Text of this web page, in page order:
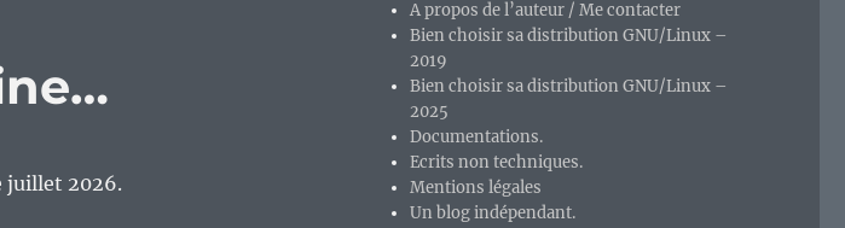
juillet 2026.
A propos de l’auteur / Me contacter
Bien choisir sa distribution GNU/Linux –
2019
Bien choisir sa distribution GNU/Linux –
2025
Documentations.
Ecrits non techniques.
Mentions légales
Un blog indépendant.